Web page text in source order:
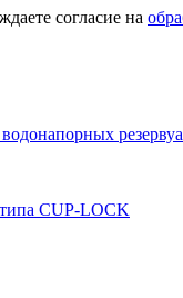
согласие на
CUP-LOCK